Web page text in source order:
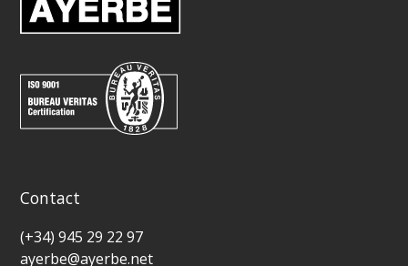
Contact
(+34) 945 29 22 97
ayerbe@ayerbe.net